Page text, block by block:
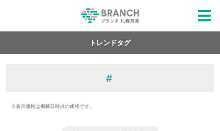
トレンドタグ
※表示価格は掲載日時点の価格です。